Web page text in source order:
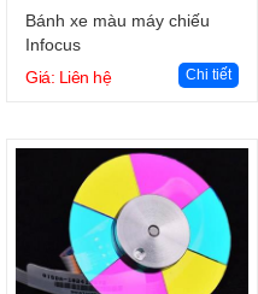
Giỏ hàng
Bánh xe màu máy chiếu
Infocus
Giá: Liên hệ
Chi tiết